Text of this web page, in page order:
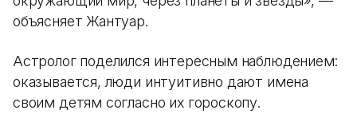
объясняет Жантуар.
Астролог поделился интересным наблюдением:
оказывается, люди интуитивно дают имена
своим детям согласно их гороскопу.